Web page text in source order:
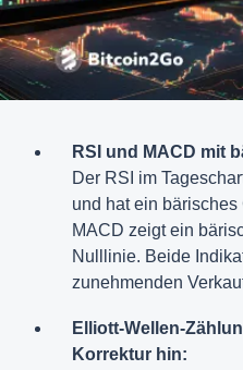
RSI und MACD mit
Der RSI im
und hat ein
MACD zeigt ein
Nulllinie. Beide
zunehmenden
Elliott-Wellen-
Korrektur hin: